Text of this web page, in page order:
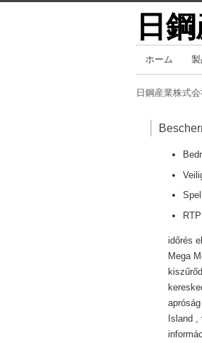
日
メインメ
コ
ン
テ
ホーム
日鋼産業株式会
időrés
Mega
Island ,